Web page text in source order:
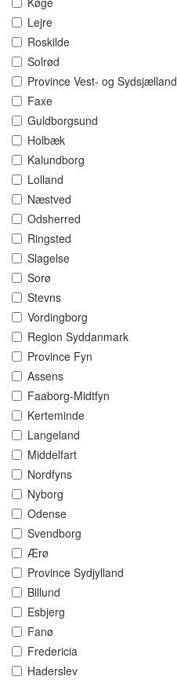
Lejre
Roskilde
Solrød
Province Vest- og Sydsjælland
Faxe
Guldborgsund
Holbæk
Kalundborg
Lolland
Næstved
Odsherred
Ringsted
Slagelse
Sorø
Stevns
Vordingborg
Region Syddanmark
Province Fyn
Assens
Faaborg-Midtfyn
Kerteminde
Langeland
Middelfart
Nordfyns
Nyborg
Odense
Svendborg
Ærø
Province Sydjylland
Billund
Esbjerg
Fanø
Fredericia
Haderslev